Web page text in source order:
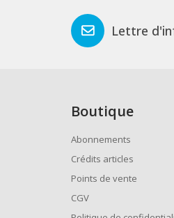
Lettre
Boutique
Abonnements
Crédits articles
Points de vente
CGV